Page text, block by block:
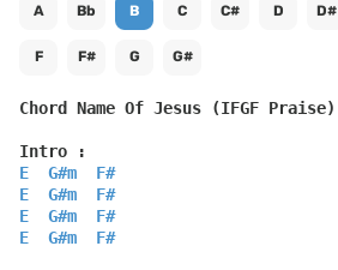
A Bb B C C# D D#
F F# G G#
Chord Name Of Jesus (IFGF Praise)
Intro :
E
G#m
F#
E
G#m
F#
E
G#m
F#
E
G#m F#